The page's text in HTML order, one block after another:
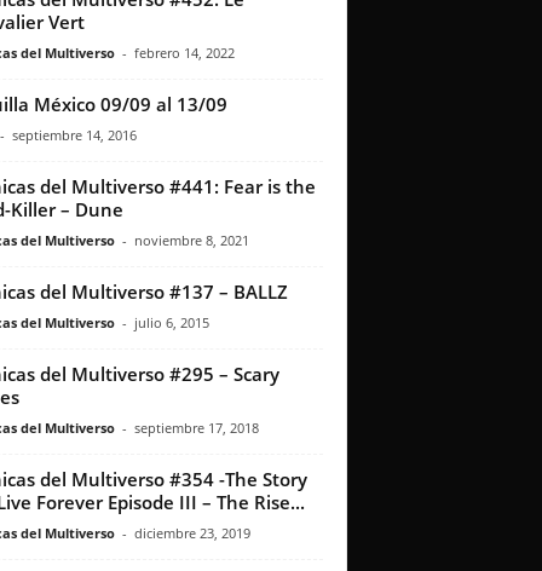
Vert
del Multiverso - febrero 14, 2022
México 09/09 al 13/09
- septiembre 14, 2016
del Multiverso #441: Fear is the
Killer – Dune
del Multiverso - noviembre 8, 2021
del Multiverso #137 – BALLZ
del Multiverso - julio 6, 2015
del Multiverso #295 – Scary
del Multiverso - septiembre 17, 2018
del Multiverso #354 -The Story
Forever Episode III – The Rise...
del Multiverso - diciembre 23, 2019